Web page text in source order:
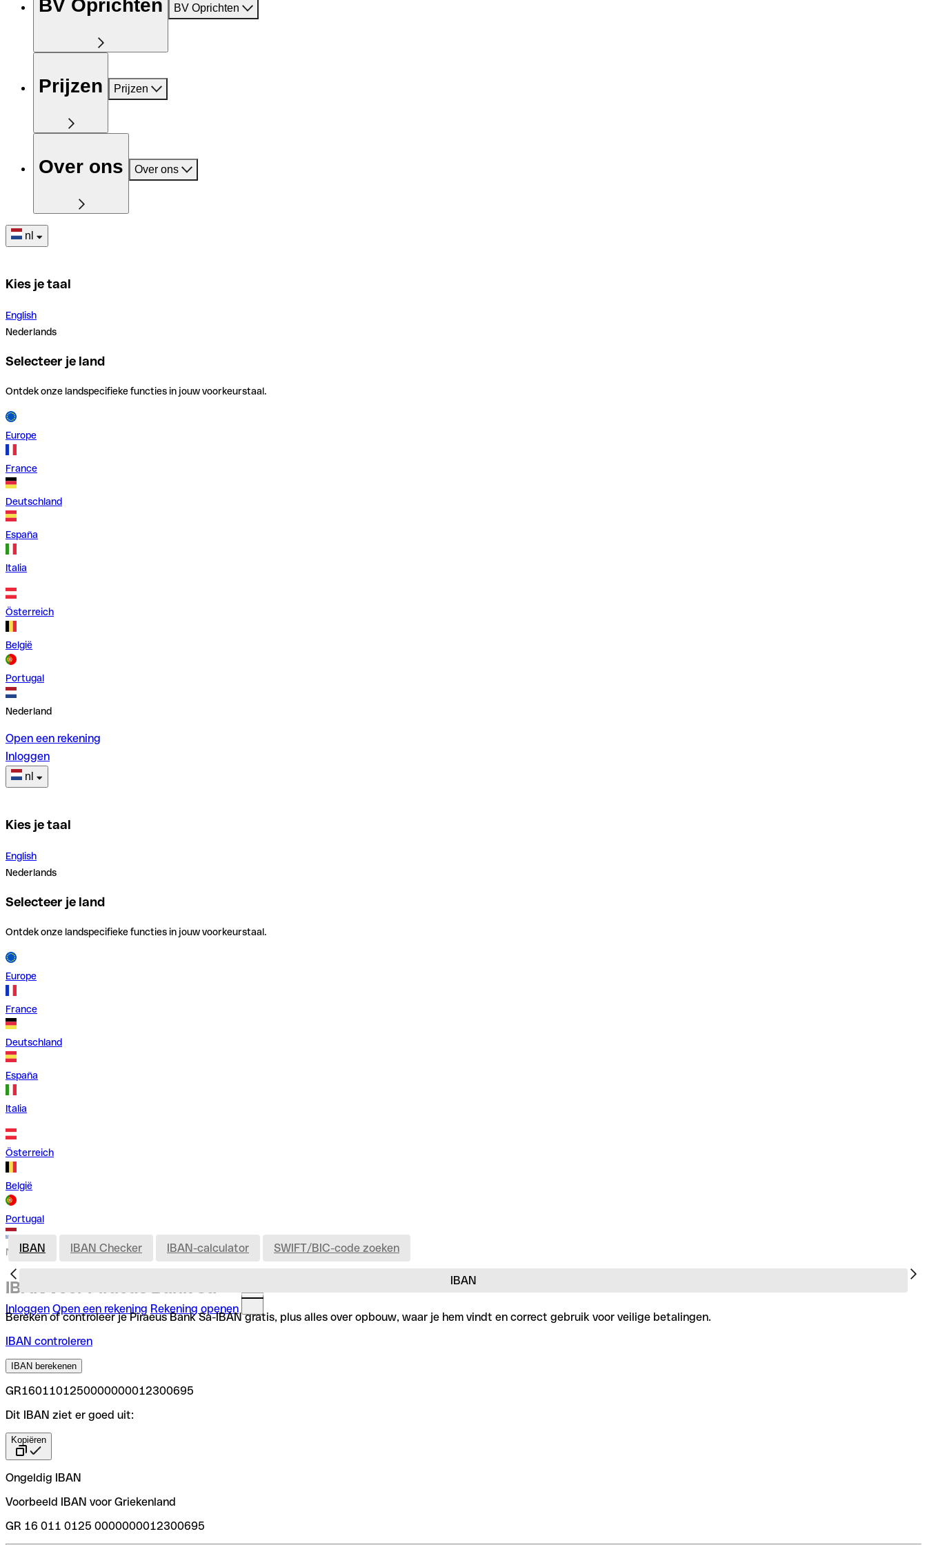
BV Oprichten BV Oprichten
Prijzen Prijzen
Over ons Over ons
nl
Kies je taal
English
Nederlands
Selecteer je land
Ontdek onze landspecifieke functies in jouw voorkeurstaal.
Europe
France
Deutschland
España
Italia
Österreich
België
Portugal
Nederland
Open een rekening
Inloggen
nl
Kies je taal
English
Nederlands
Selecteer je land
Ontdek onze landspecifieke functies in jouw voorkeurstaal.
Europe
France
Deutschland
España
Italia
Österreich
België
Portugal
Nederland
Inloggen Open een rekening Rekening openen
IBAN
IBAN IBAN Checker IBAN-calculator SWIFT/BIC-code zoeken
IBAN voor Piraeus Bank Sa
Bereken of controleer je Piraeus Bank Sa-IBAN gratis, plus alles over opbouw, waar je hem vindt en correct gebruik voor veilige betalingen.
IBAN controleren
IBAN berekenen
GR1601101250000000012300695
Dit IBAN ziet er goed uit:
Kopiëren
Ongeldig IBAN
Voorbeeld IBAN voor Griekenland
GR 16 011 0125 0000000012300695